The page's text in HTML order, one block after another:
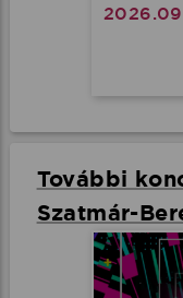
További
Szatmár-